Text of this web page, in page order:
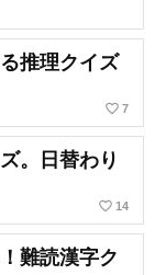
推理クイズ
favorite_border 7
。日替わり
favorite_border 14
難読漢字ク